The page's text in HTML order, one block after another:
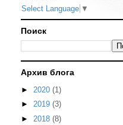
Select Language ▼
Поиск
Архив блога
► 2020 (1)
► 2019 (3)
► 2018 (8)